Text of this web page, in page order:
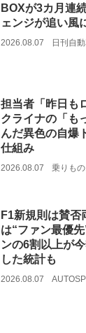
BOXが3カ月連
ェンジが追い風
2026.08.07 日刊自
担当者「昨日も
クライナの「も
んだ異色の自爆
仕組み
2026.08.07 乗りも
F1新規則は賛否
は“ファン最優
ンの6割以上が
した統計も
2026.08.07